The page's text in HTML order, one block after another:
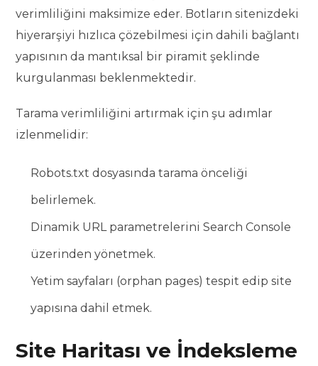
verimliliğini maksimize eder. Botların sitenizdeki
hiyerarşiyi hızlıca çözebilmesi için dahili bağlantı
yapısının da mantıksal bir piramit şeklinde
kurgulanması beklenmektedir.
Tarama verimliliğini artırmak için şu adımlar
izlenmelidir:
Robots.txt dosyasında tarama önceliği
belirlemek.
Dinamik URL parametrelerini Search Console
üzerinden yönetmek.
Yetim sayfaları (orphan pages) tespit edip site
yapısına dahil etmek.
Site Haritası ve İndeksleme